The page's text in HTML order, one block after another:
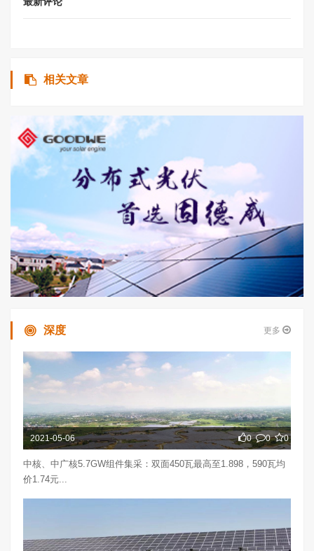
相关文章
深度 更多
2021-05-06 0 0 0
中核、中广核5.7GW组件集采：双面450瓦最高至1.898，590瓦均
价1.74元...